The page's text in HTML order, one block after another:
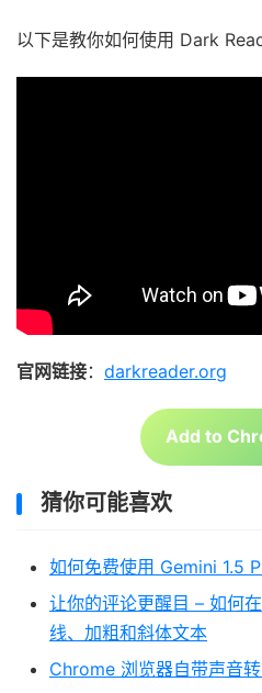
以下是教你如何使用 Dark
官网链接： darkreader.org
Add to
猜你可能喜欢
如何免费使用 Gemini 1.5
让你的评论更醒目 – 如何
线、加粗和斜体文本
Chrome 浏览器自带声音